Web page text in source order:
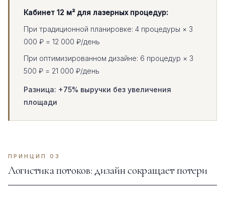
Кабинет 12 м² для лазерных процедур:
При традиционной планировке: 4 процедуры × 3
000 ₽ = 12 000 ₽/день
При оптимизированном дизайне: 6 процедур × 3
500 ₽ = 21 000 ₽/день
Разница: +75% выручки без увеличения
площади
ПРИНЦИП 03
Логистика потоков: дизайн сокращает потери